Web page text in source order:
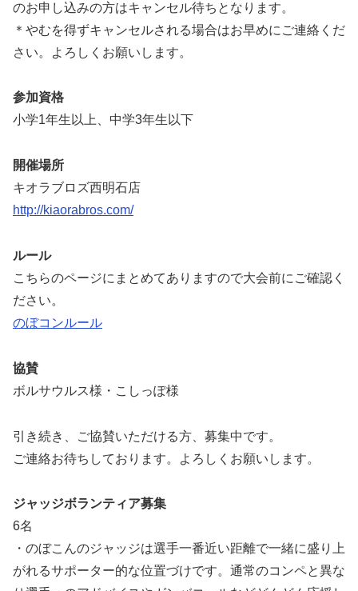
のお申し込みの方はキャンセル待ちとなります。
＊やむを得ずキャンセルされる場合はお早めにご連絡くだ
さい。よろしくお願いします。
参加資格
小学1年生以上、中学3年生以下
開催場所
キオラブロズ西明石店
http://kiaorabros.com/
ルール
こちらのページにまとめてありますので大会前にご確認く
ださい。
のぼコンルール
協賛
ボルサウルス様・こしっぽ様
引き続き、ご協賛いただける方、募集中です。
ご連絡お待ちしております。よろしくお願いします。
ジャッジボランティア募集
6名
・のぼこんのジャッジは選手一番近い距離で一緒に盛り上
がれるサポーター的な位置づけです。通常のコンペと異な